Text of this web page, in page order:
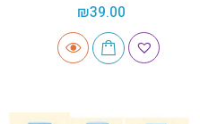
₪39.00